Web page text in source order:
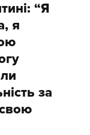
“Я
я
за